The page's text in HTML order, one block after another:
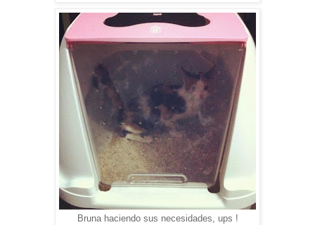
Bruna haciendo sus necesidades, ups !